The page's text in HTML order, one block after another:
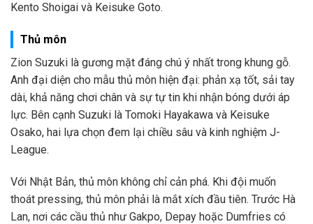
Kento Shoigai và Keisuke Goto.
Thủ môn
Zion Suzuki là gương mặt đáng chú ý nhất trong khung gỗ.
Anh đại diện cho mẫu thủ môn hiện đại: phản xạ tốt, sải tay
dài, khả năng chơi chân và sự tự tin khi nhận bóng dưới áp
lực. Bên cạnh Suzuki là Tomoki Hayakawa và Keisuke
Osako, hai lựa chọn đem lại chiều sâu và kinh nghiệm J-
League.
Với Nhật Bản, thủ môn không chỉ cản phá. Khi đội muốn
thoát pressing, thủ môn phải là mắt xích đầu tiên. Trước Hà
Lan, nơi các cầu thủ như Gakpo, Depay hoặc Dumfries có